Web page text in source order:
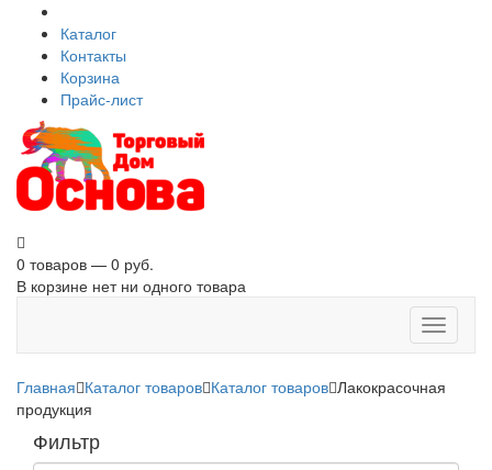
Каталог
Контакты
Корзина
Прайс-лист
0 товаров — 0 руб.
В корзине нет ни одного товара
Toggle
Главная Каталог товаров Каталог товаров Лакокрасочная
продукция
Фильтр